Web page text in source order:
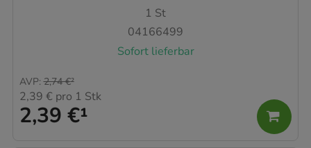
1 St
04166499
Sofort lieferbar
2,39 €¹
AVP: 2,74 €²
2,39 € pro 1 Stk